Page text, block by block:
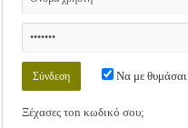
Να με θυμάσαι
Ξέχασες τοn κωδικό σου;